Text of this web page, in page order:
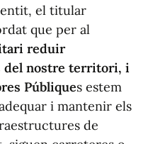
el titular
que per al
reduir
del nostre territori, i
Públiques estem
i mantenir els
de